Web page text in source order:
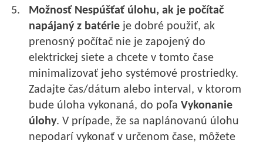
Možnosť Nespúšťať úlohu, ak je počítač
napájaný z batérie je dobré použiť, ak
prenosný počítač nie je zapojený do
elektrickej siete a chcete v tomto čase
minimalizovať jeho systémové prostriedky.
Zadajte čas/dátum alebo interval, v ktorom
bude úloha vykonaná, do poľaVykonanie
úlohy. V prípade, že sa naplánovanú úlohu
nepodarí vykonať v určenom čase, môžete